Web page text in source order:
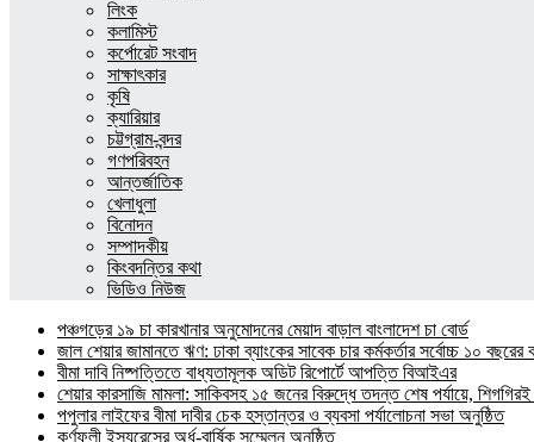
লিংক
কলামিস্ট
কর্পোরেট সংবাদ
সাক্ষাৎকার
কৃষি
ক্যারিয়ার
চট্টগ্রাম-বন্দর
গণপরিবহন
আন্তর্জাতিক
খেলাধুলা
বিনোদন
সম্পাদকীয়
কিংবদন্তির কথা
ভিডিও নিউজ
পঞ্চগড়ের ১৯ চা কারখানার অনুমোদনের মেয়াদ বাড়াল বাংলাদেশ চা বোর্ড
জাল শেয়ার জামানতে ঋণ: ঢাকা ব্যাংকের সাবেক চার কর্মকর্তার সর্বোচ্চ ১০ বছরের
বীমা দাবি নিষ্পত্তিতে বাধ্যতামূলক অডিট রিপোর্টে আপত্তি বিআইএর
শেয়ার কারসাজি মামলা: সাকিবসহ ১৫ জনের বিরুদ্ধে তদন্ত শেষ পর্যায়ে, শিগগিরই
পপুলার লাইফের বীমা দাবীর চেক হস্তান্তর ও ব্যবসা পর্যালোচনা সভা অনুষ্ঠিত
কর্ণফুলী ইন্স্যুরেন্সের অর্ধ-বার্ষিক সম্মেলন অনুষ্ঠিত